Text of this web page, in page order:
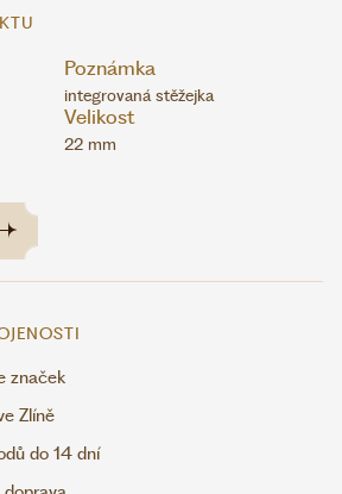
Poznámka
integrovaná stěžejka
Velikost
22 mm
značek
Zlíně
do 14 dní